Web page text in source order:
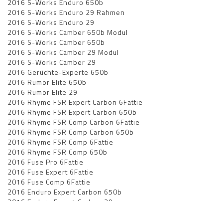
2016 S-Works Enduro 29 Rahmen
2016 S-Works Enduro 29
2016 S-Works Camber 650b Modul
2016 S-Works Camber 650b
2016 S-Works Camber 29 Modul
2016 S-Works Camber 29
2016 Gerüchte-Experte 650b
2016 Rumor Elite 650b
2016 Rumor Elite 29
2016 Rhyme FSR Expert Carbon 6Fattie
2016 Rhyme FSR Expert Carbon 650b
2016 Rhyme FSR Comp Carbon 6Fattie
2016 Rhyme FSR Comp Carbon 650b
2016 Rhyme FSR Comp 6Fattie
2016 Rhyme FSR Comp 650b
2016 Fuse Pro 6Fattie
2016 Fuse Expert 6Fattie
2016 Fuse Comp 6Fattie
2016 Enduro Expert Carbon 650b